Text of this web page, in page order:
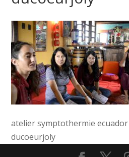
atelier symptothermie
ducoeurjoly